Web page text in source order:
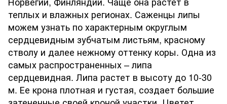
теплых и влажных регионах. Саженцы липы
можем узнать по характерным округлым
сердцевидным зубчатым листьям, красному
стволу и далее нежному оттенку коры. Одна из
самых распространенных – липа
сердцевидная. Липа растет в высоту до 10-30
м. Ее крона плотная и густая, создает большие